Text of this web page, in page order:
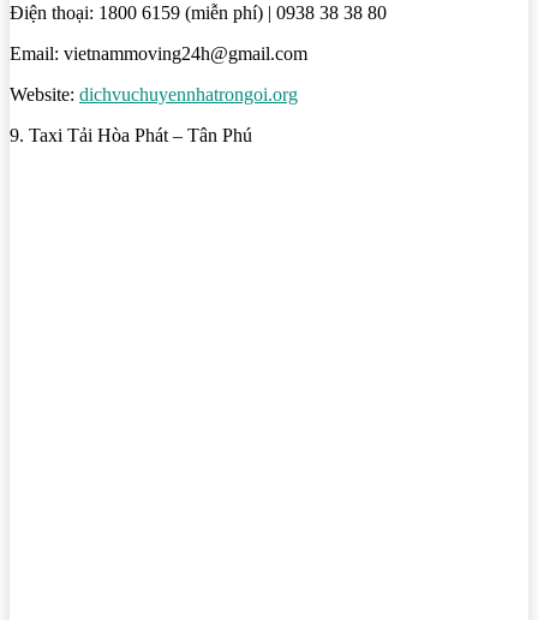
Điện thoại: 1800 6159 (miễn phí) | 0938 38 38 80
Email: vietnammoving24h@gmail.com
Website: dichvuchuyennhatrongoi.org
9. Taxi Tải Hòa Phát – Tân Phú